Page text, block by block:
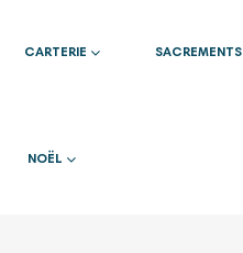
CARTERIE SACREMENTS
NOËL